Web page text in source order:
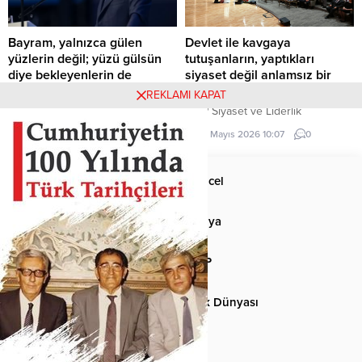
Kardeşlerim, Sayın Basın
Basından
Ülkücü Kadro, Türk-İslâm ülküsüne hizmet eder. .
REKLAMI KAPAT
grandpashabetGrandpashabet